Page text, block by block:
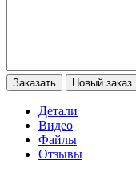
Детали
Видео
Файлы
Отзывы